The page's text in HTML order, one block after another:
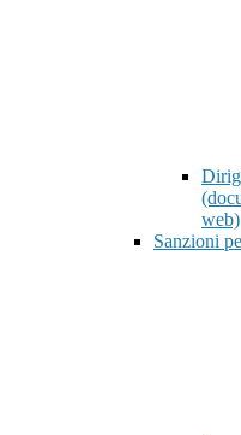
web)
Sanzioni